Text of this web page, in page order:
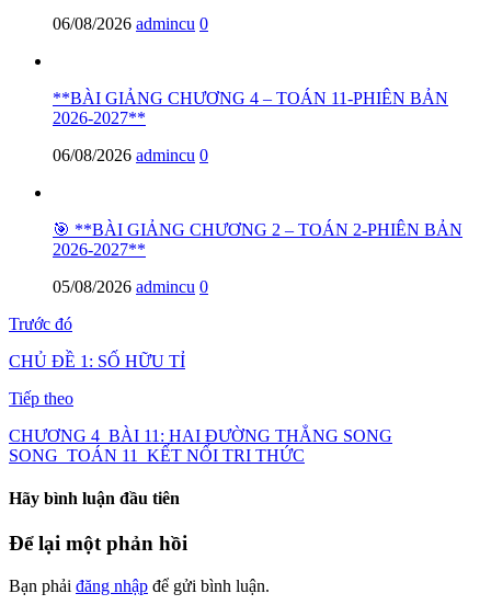
06/08/2026 admincu 0
**BÀI GIẢNG CHƯƠNG 4 – TOÁN 11-PHIÊN BẢN
2026-2027**
06/08/2026 admincu 0
🎯 **BÀI GIẢNG CHƯƠNG 2 – TOÁN 2-PHIÊN BẢN
2026-2027**
05/08/2026 admincu 0
Trước đó
CHỦ ĐỀ 1: SỐ HỮU TỈ
Tiếp theo
CHƯƠNG 4_BÀI 11: HAI ĐƯỜNG THẲNG SONG
SONG_TOÁN 11_KẾT NỐI TRI THỨC
Hãy bình luận đầu tiên
Để lại một phản hồi
Bạn phải đăng nhập để gửi bình luận.